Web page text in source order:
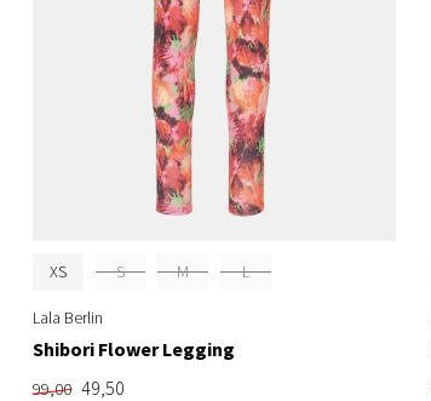
XS S M L
Lala Berlin
Shibori Flower Legging
99,00 49,50